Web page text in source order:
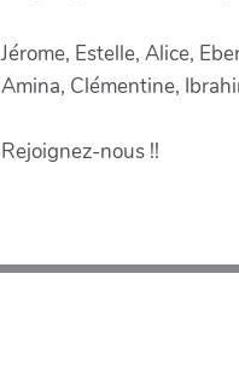
Jérome, Estelle, Alice,
Amina, Clémentine,
Rejoignez-nous !!